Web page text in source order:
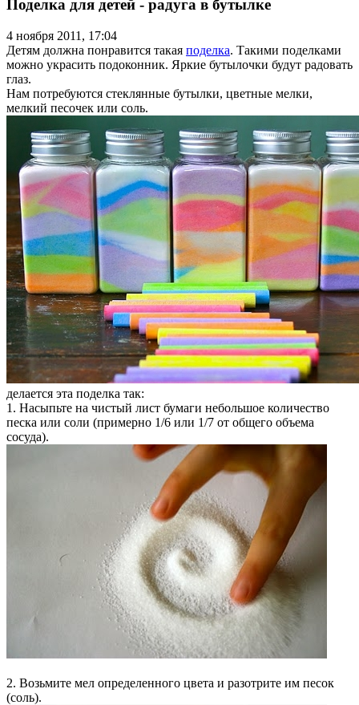
Поделка для детей - радуга в бутылке
4 ноября 2011, 17:04
Детям должна понравится такая поделка. Такими поделками
можно украсить подоконник. Яркие бутылочки будут радовать
глаз.
Нам потребуются стеклянные бутылки, цветные мелки,
мелкий песочек или соль.
делается эта поделка так:
1. Насыпьте на чистый лист бумаги небольшое количество
песка или соли (примерно 1/6 или 1/7 от общего объема
сосуда).
2. Возьмите мел определенного цвета и разотрите им песок
(соль).